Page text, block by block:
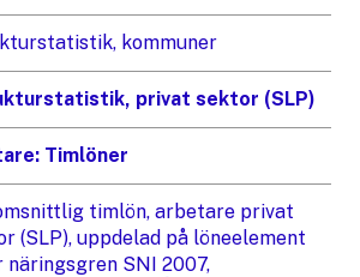
kommuner
privat sektor (SLP)
Timlöner
timlön, arbetare privat
(SLP), uppdelad på löneelement
SNI 2007,